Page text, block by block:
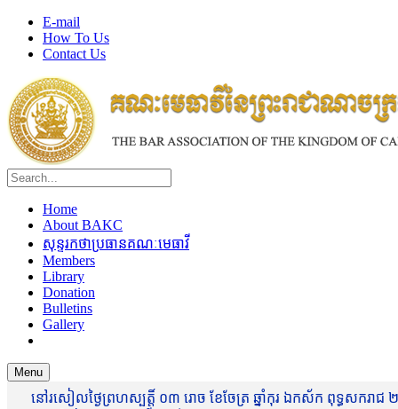
E-mail
How To Us
Contact Us
Home
About BAKC
សុន្ទរកថាប្រធានគណៈមេធាវី
Members
Library
Donation
Bulletins
Gallery
Menu
នៅរសៀលថ្ងៃព្រហស្បត្តិ៍ ០៣ រោច ខែចែត្រ ឆ្នាំកុរ ឯកស័ក ពុទ្ធសករាជ